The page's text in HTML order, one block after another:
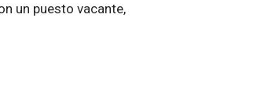
un puesto vacante,